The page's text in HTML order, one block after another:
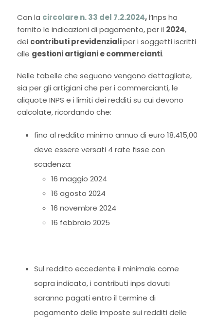
Con la circolare n. 33 del 7.2.2024,l’Inps ha
fornito le indicazioni di pagamento, per il 2024,
dei contributi previdenzialiper i soggetti iscritti
alle gestioni artigiani e commercianti.
Nelle tabelle che seguono vengono dettagliate,
sia per gli artigiani che per i commercianti, le
aliquote INPS e i limiti dei redditi su cui devono
calcolate, ricordando che:
fino al reddito minimo annuo di euro 18.415,00
deve essere versati 4 rate fisse con
scadenza:
16 maggio 2024
16 agosto 2024
16 novembre 2024
16 febbraio 2025
Sul reddito eccedente il minimale come
sopra indicato, i contributi inps dovuti
saranno pagati entro il termine di
pagamento delle imposte sui redditi delle